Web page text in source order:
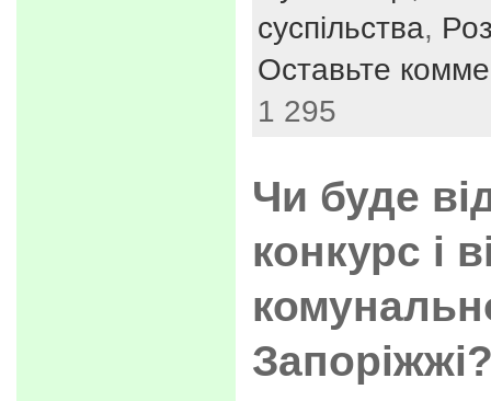
суспільства,
Оставьте
1 295
Чи буде
конкурс і